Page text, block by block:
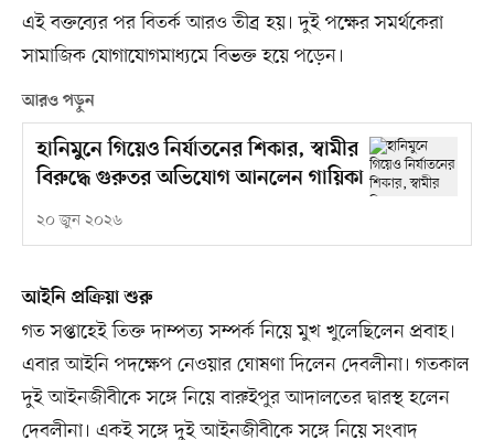
এই বক্তব্যের পর বিতর্ক আরও তীব্র হয়। দুই পক্ষের সমর্থকেরা
সামাজিক যোগাযোগমাধ্যমে বিভক্ত হয়ে পড়েন।
আরও পড়ুন
হানিমুনে গিয়েও নির্যাতনের শিকার, স্বামীর
বিরুদ্ধে গুরুতর অভিযোগ আনলেন গায়িকা
২০ জুন ২০২৬
আইনি প্রক্রিয়া শুরু
গত সপ্তাহেই তিক্ত দাম্পত্য সম্পর্ক নিয়ে মুখ খুলেছিলেন প্রবাহ।
এবার আইনি পদক্ষেপ নেওয়ার ঘোষণা দিলেন দেবলীনা। গতকাল
দুই আইনজীবীকে সঙ্গে নিয়ে বারুইপুর আদালতের দ্বারস্থ হলেন
দেবলীনা। একই সঙ্গে দুই আইনজীবীকে সঙ্গে নিয়ে সংবাদ